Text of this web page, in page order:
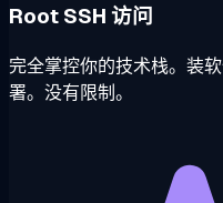
Root SSH 访问
完全掌控你的技术栈。装
署。没有限制。